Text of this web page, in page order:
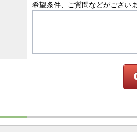
希望条件、ご質問などがござい